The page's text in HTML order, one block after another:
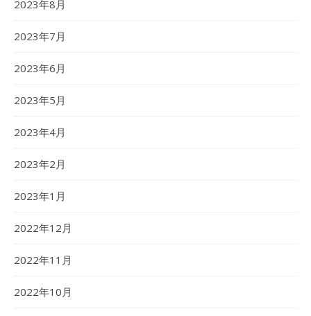
2023年8月
2023年7月
2023年6月
2023年5月
2023年4月
2023年2月
2023年1月
2022年12月
2022年11月
2022年10月